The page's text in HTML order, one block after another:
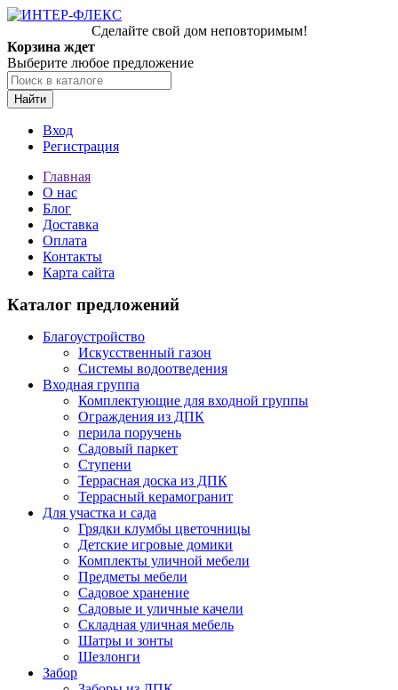
Сделайте свой дом неповторимым!
Корзина ждет
Выберите любое предложение
Найти
Вход
Регистрация
Главная
О нас
Блог
Доставка
Оплата
Контакты
Карта сайта
Каталог предложений
Благоустройство
Искусственный газон
Системы водоотведения
Входная группа
Комплектующие для входной группы
Ограждения из ДПК
перила поручень
Садовый паркет
Ступени
Террасная доска из ДПК
Террасный керамогранит
Для участка и сада
Грядки клумбы цветочницы
Детские игровые домики
Комплекты уличной мебели
Предметы мебели
Садовое хранение
Садовые и уличные качели
Складная уличная мебель
Шатры и зонты
Шезлонги
Забор